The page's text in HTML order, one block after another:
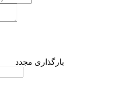
بارگذاری مجدد